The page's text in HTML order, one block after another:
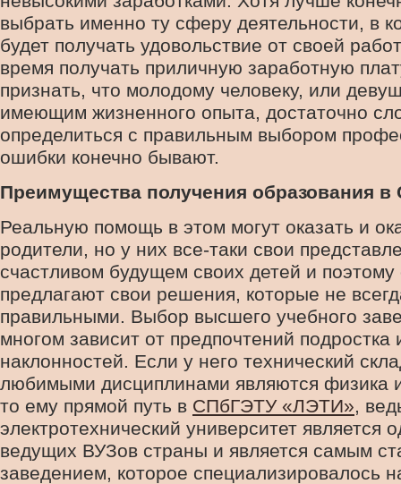
выбрать именно ту сферу деятельности, в
будет получать удовольствие от своей
время получать приличную заработную
признать, что молодому человеку, или
имеющим жизненного опыта, достаточно
определиться с правильным выбором
ошибки конечно бывают.
Преимущества получения образования
Реальную помощь в этом могут оказать и
родители, но у них все-таки свои
счастливом будущем своих детей и поэтому
предлагают свои решения, которые не
правильными. Выбор высшего учебного
многом зависит от предпочтений подростка
наклонностей. Если у него технический
любимыми дисциплинами являются физика
то ему прямой путь в СПбГЭТУ «ЛЭТИ»,
электротехнический университет является
ведущих ВУЗов страны и является самым
заведением, которое специализировалось